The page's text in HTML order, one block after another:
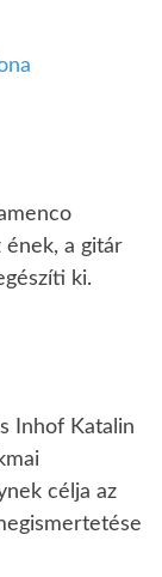
ének, a gitár
ki.
Inhof Katalin
célja az